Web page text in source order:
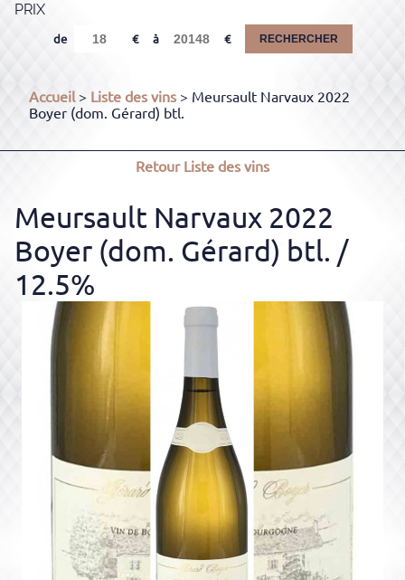
PRIX
de à RECHERCHER
Accueil> Liste des vins > Meursault Narvaux 2022
Boyer (dom. Gérard) btl.
RetourListe des vins
Meursault Narvaux 2022
Boyer (dom. Gérard) btl. /
12.5%